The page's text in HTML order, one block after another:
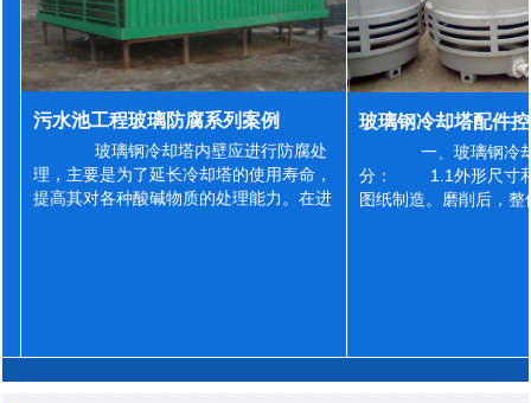
污水池工程玻璃防腐系列案例
玻璃钢冷却塔内壁应进行防腐处
理，主要是为了延长冷却塔的使用寿命，
提高其对各种酸碱物质的处理能力。在进
一、玻璃钢冷
分： 1.1外形尺寸和
图纸制造。磨削后，